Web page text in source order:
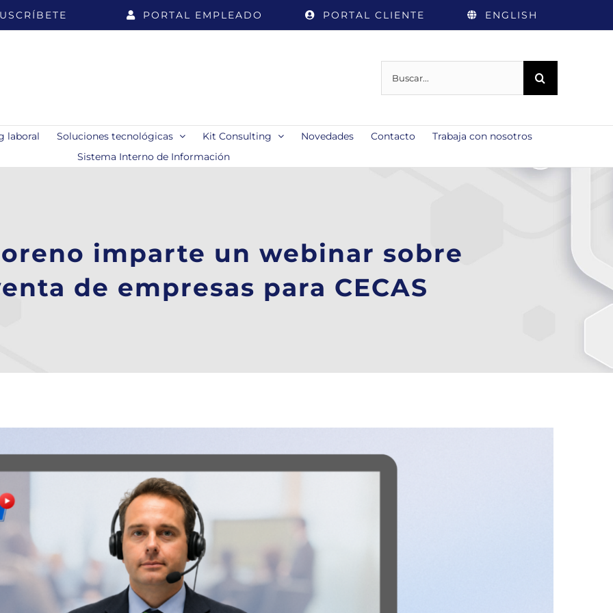
PORTAL EMPLEADO PORTAL CLIENTE ENGLISH
laboral Soluciones tecnológicas Kit Consulting Novedades Contacto
Trabaja con nosotros
Sistema Interno de Información
imparte un webinar sobre
de empresas para CECAS